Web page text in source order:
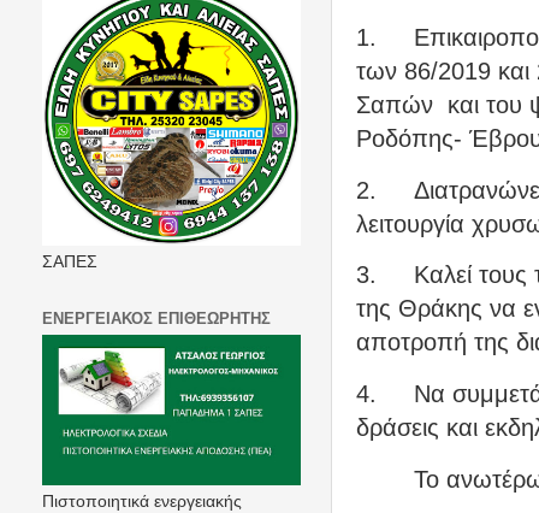
1.
των 86/2019 και
Σαπών και του
Ροδόπης-
2.
λειτουργία
3.
Καλεί τους
της Θράκης να
αποτροπή της
4.
Να
δράσεις και
Το
ΣΑΠΕΣ
ΕΝΕΡΓΕΙΑΚΟΣ ΕΠΙΘΕΩΡΗΤΗΣ
Πιστοποιητικά ενεργειακής